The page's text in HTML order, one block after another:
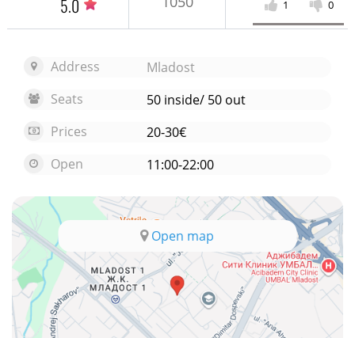
5.0 1 0
Address
Mladost
Seats
50 inside/ 50 out
Prices
20-30€
Open
11:00-22:00
Open map